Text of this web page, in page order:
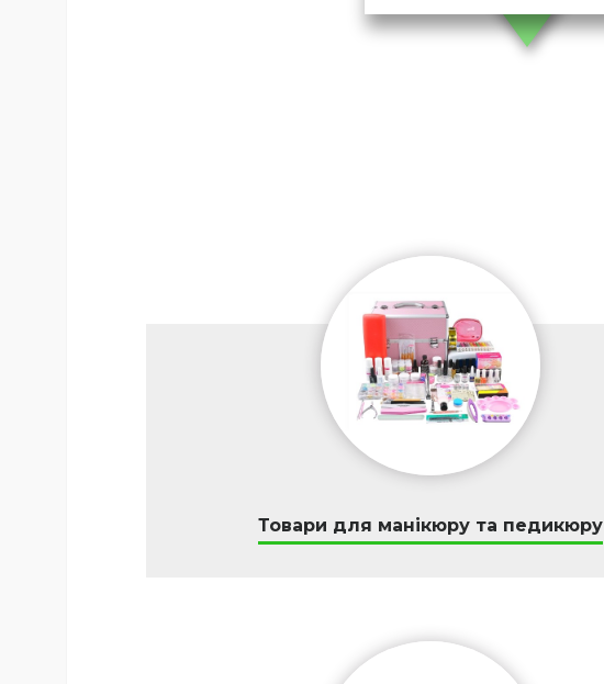
Товари для манікюру та педикюру